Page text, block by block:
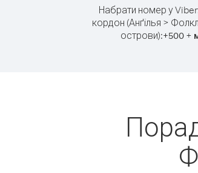
Набрати номер у
кордон (Анґілья >
острови):+500+